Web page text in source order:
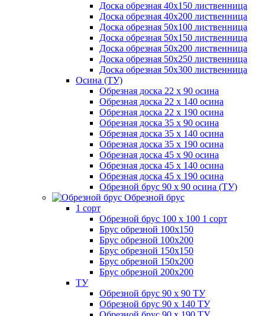
Доска обрезная 40х150 лиственница
Доска обрезная 40х200 лиственница
Доска обрезная 50х100 лиственница
Доска обрезная 50х150 лиственница
Доска обрезная 50х200 лиственница
Доска обрезная 50х250 лиственница
Доска обрезная 50х300 лиственница
Осина (ТУ)
Обрезная доска 22 х 90 осина
Обрезная доска 22 х 140 осина
Обрезная доска 22 х 190 осина
Обрезная доска 35 х 90 осина
Обрезная доска 35 х 140 осина
Обрезная доска 35 х 190 осина
Обрезная доска 45 х 90 осина
Обрезная доска 45 х 140 осина
Обрезная доска 45 х 190 осина
Обрезной брус 90 х 90 осина (ТУ)
Обрезной брус
1 сорт
Обрезной брус 100 х 100 1 сорт
Брус обрезной 100х150
Брус обрезной 100х200
Брус обрезной 150х150
Брус обрезной 150х200
Брус обрезной 200х200
ТУ
Обрезной брус 90 х 90 ТУ
Обрезной брус 90 х 140 ТУ